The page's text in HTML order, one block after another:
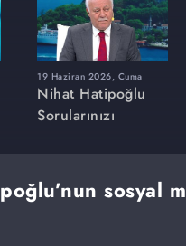
19 Haziran 2026, Cuma
Nihat Hatipoğlu
Sorularınızı
sosyal